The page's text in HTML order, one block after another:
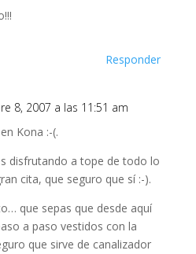
Responder
8, 2007 a las 11:51 am
Kona :-(.
disfrutando a tope de todo lo
cita, que seguro que sí :-).
que sepas que desde aquí
a paso vestidos con la
que sirve de canalizador